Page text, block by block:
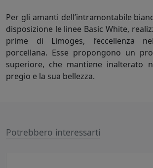
Per gli amanti dell’intramontabile
disposizione le linee Basic White,
prime di Limoges, l’eccellenza
porcellana. Esse propongono un
superiore, che mantiene inalterato
pregio e la sua bellezza.
Potrebbero interessarti